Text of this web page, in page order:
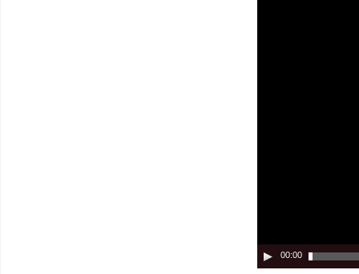
00:00